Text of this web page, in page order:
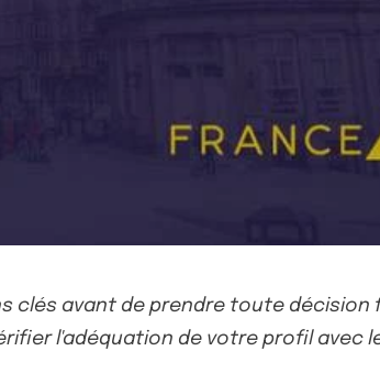
clés avant de prendre toute décision
l'adéquation de votre profil avec